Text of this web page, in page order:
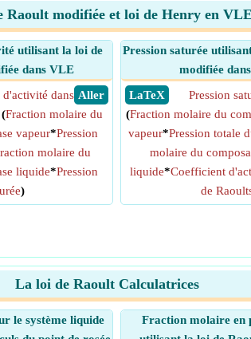
Raoult modifiée et loi de Henry en
utilisant la loi de
dans VLE
​ Aller
dans
Fraction molaire du
vapeur*Pression
molaire du
liquide*Pression
)
Pression saturée
modifiée
​ LaTeX
Pression
(Fraction molaire du
vapeur*Pression totale
molaire du
liquide*Coefficient
de
La loi de Raoult Calculatrices
le système liquide
Fraction molaire en